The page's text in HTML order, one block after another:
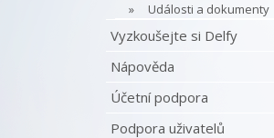
Události a dokumenty
Vyzkoušejte si Delfy
Nápověda
Účetní podpora
Podpora uživatelů